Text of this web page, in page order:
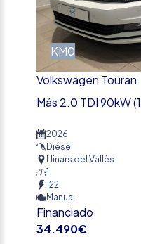
KM0
Volkswagen Touran
Más 2.0 TDI 90kW
2026
Diésel
Llinars del Vallès
1
122
Manual
Financiado
34.490€